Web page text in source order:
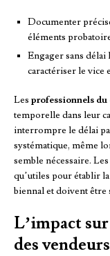
Documenter
éléments
Engager sans délai
caractériser le vice
Les professionnels
temporelle dans leur
interrompre le délai
systématique, même
semble nécessaire.
qu’utiles pour établir
biennal et doivent être
L’impact
des vendeurs